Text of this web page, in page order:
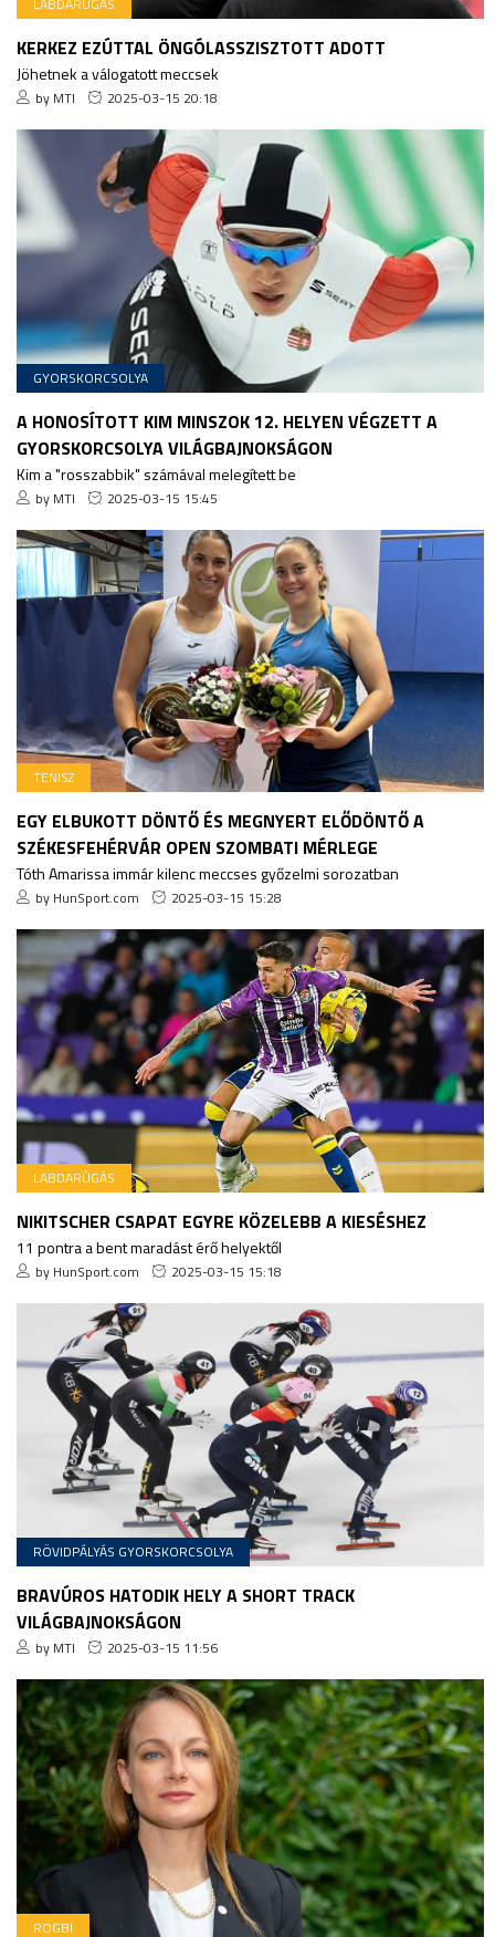
KERKEZ EZÚTTAL ÖNGÓLASSZISZTOTT ADOTT
Jöhetnek a válogatott meccsek
by MTI 2025-03-15 20:18
GYORSKORCSOLYA
A HONOSÍTOTT KIM MINSZOK 12. HELYEN VÉGZETT A
GYORSKORCSOLYA VILÁGBAJNOKSÁGON
Kim a "rosszabbik" számával melegített be
by MTI 2025-03-15 15:45
TENISZ
EGY ELBUKOTT DÖNTŐ ÉS MEGNYERT ELŐDÖNTŐ A
SZÉKESFEHÉRVÁR OPEN SZOMBATI MÉRLEGE
Tóth Amarissa immár kilenc meccses győzelmi sorozatban
by HunSport.com 2025-03-15 15:28
LABDARÚGÁS
NIKITSCHER CSAPAT EGYRE KÖZELEBB A KIESÉSHEZ
11 pontra a bent maradást érő helyektől
by HunSport.com 2025-03-15 15:18
RÖVIDPÁLYÁS GYORSKORCSOLYA
BRAVÚROS HATODIK HELY A SHORT TRACK
VILÁGBAJNOKSÁGON
by MTI 2025-03-15 11:56
RÖGBI